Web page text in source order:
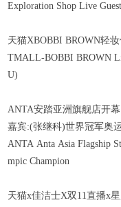
Exploration Shop Live
天猫XBOBBI BROWN轻
TMALL-BOBBI BROWN
U)
ANTA安踏亚洲旗舰店开幕
嘉宾:(张继科)世界冠军奥
ANTA Anta Asia Flagship
mpic Champion
天猫x佳洁士X双11直播x